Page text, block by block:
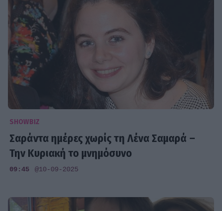
SHOWBIZ
Σαράντα ημέρες χωρίς τη Λένα Σαμαρά –
Την Κυριακή το μνημόσυνο
09:45 @10-09-2025